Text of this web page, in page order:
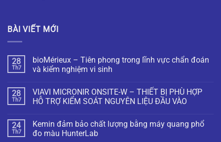
BÀI VIẾT MỚI
28
Th7
bioMérieux – Tiên phong trong lĩnh vực chẩn đoán
và kiểm nghiệm vi sinh
28
Th7
VIAVI MICRONIR ONSITE-W – THIẾT BỊ PHÙ HỢP
HỖ TRỢ KIỂM SOÁT NGUYÊN LIỆU ĐẦU VÀO
24
Th7
Kemin đảm bảo chất lượng bằng máy quang phổ
đo màu HunterLab